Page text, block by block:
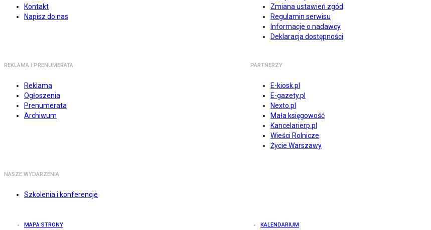
Kontakt
Napisz do nas
Zmiana ustawień zgód
Regulamin serwisu
Informacje o nadawcy
Deklaracja dostępności
REKLAMA I PRENUMERATA
Reklama
Ogłoszenia
Prenumerata
Archiwum
PARTNERZY
E-kiosk.pl
E-gazety.pl
Nexto.pl
Mała księgowość
Kancelarierp.pl
Wieści Rolnicze
Życie Warszawy
NASZE WYDARZENIA
Szkolenia i konferencje
MAPA STRONY KALENDARIUM